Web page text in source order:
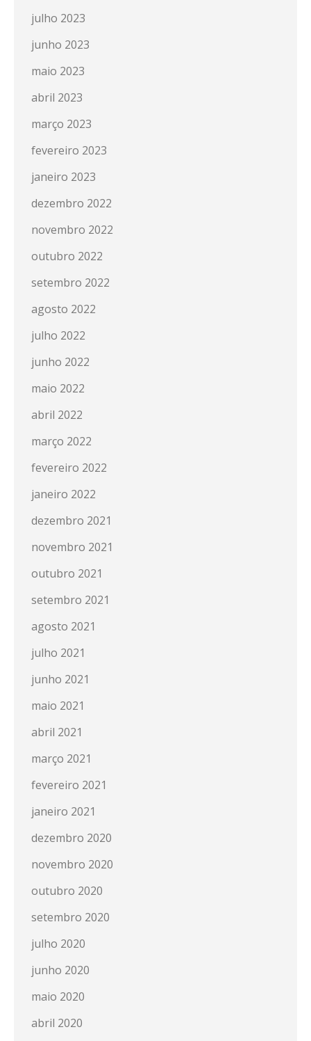
julho 2023
junho 2023
maio 2023
abril 2023
março 2023
fevereiro 2023
janeiro 2023
dezembro 2022
novembro 2022
outubro 2022
setembro 2022
agosto 2022
julho 2022
junho 2022
maio 2022
abril 2022
março 2022
fevereiro 2022
janeiro 2022
dezembro 2021
novembro 2021
outubro 2021
setembro 2021
agosto 2021
julho 2021
junho 2021
maio 2021
abril 2021
março 2021
fevereiro 2021
janeiro 2021
dezembro 2020
novembro 2020
outubro 2020
setembro 2020
julho 2020
junho 2020
maio 2020
abril 2020